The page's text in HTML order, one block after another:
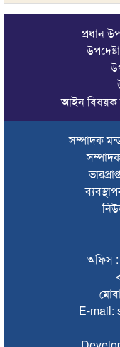
১৪৪ ধারা উপেক্ষা করে
সিলেটে বাস দুর্ঘটনায়
ঠাকুরগাঁওয়ে
আরেক অনলাইন ক্যাসিনো
সিলেটে দুই বাসের
অবশেষে সেই
দেশের সব বিমানবন্দরে
সুস্থ ত্বকের জন্য
জাফর ইকবালসহ ৮ জনের
ঢাকায় বাসভবনে আগুন,
প্রধান
আইন বিষয়ক
সম্পাদক
অফিস :
E-mail: